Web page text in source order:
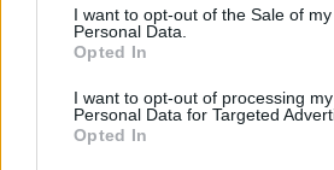
I want to opt-out of the Sale of my
Personal Data.
Opted In
I want to opt-out of processing my
Personal Data for Targeted
Opted In